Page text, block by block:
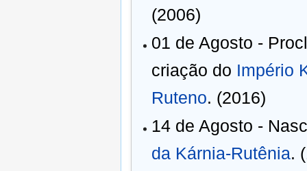
(2006)
01 de Agosto -
criação do Império
Ruteno. (2016)
14 de Agosto -
da Kárnia-Rutênia.